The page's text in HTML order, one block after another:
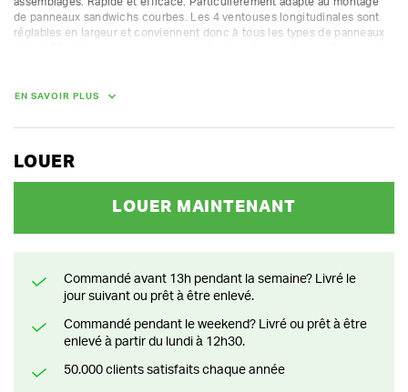
de panneaux sandwichs courbes. Les 4 ventouses longitudinales sont
réglables en largeur et conviennent donc à tous les types de panneaux
qu'au dépôt Huurland XL de Nazareth.
Capacité de levage : 160-200 kg
Poids mort : 80-85 kg
100 cm x 50 cm x 120 cm
EN SAVOIR PLUS
LOUER
LOUER MAINTENANT
Commandé avant 13h pendant la semaine? Livré le
jour suivant ou prêt à être enlevé.
Commandé pendant le weekend? Livré ou prêt à être
enlevé à partir du lundi à 12h30.
50.000 clients satisfaits chaque année